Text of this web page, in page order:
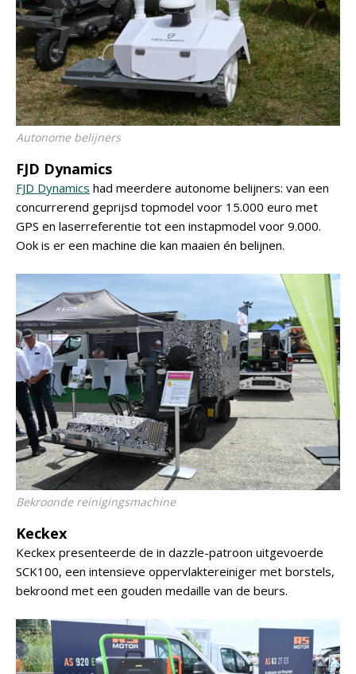
Autonome belijners
FJD Dynamics
FJD Dynamics had meerdere autonome belijners: van een
concurrerend geprijsd topmodel voor 15.000 euro met
GPS en laserreferentie tot een instapmodel voor 9.000.
Ook is er een machine die kan maaien én belijnen.
Bekroonde reinigingsmachine
Keckex
Keckex presenteerde de in dazzle-patroon uitgevoerde
SCK100, een intensieve oppervlaktereiniger met borstels,
bekroond met een gouden medaille van de beurs.